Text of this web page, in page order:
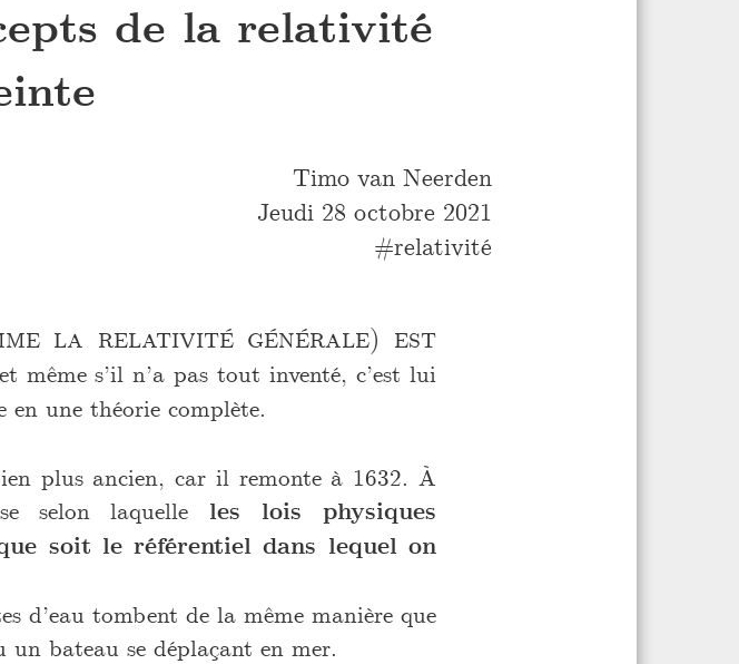
de la relativité
Timo van Neerden
Jeudi 28 octobre 2021
relativité
la relativité générale) est
même s’il n’a pas tout inventé, c’est lui
en une théorie complète.
plus ancien, car il remonte à 1632. À
selon laquelle les lois physiques
soit le référentiel dans lequel on
d’eau tombent de la même manière que
bateau se déplaçant en mer.